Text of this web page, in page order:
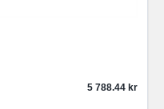
5 788.44